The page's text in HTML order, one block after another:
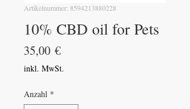
Artikelnummer: 8594213880228
10% CBD oil for Pets
35,00 €Preis
inkl. MwSt.
Anzahl *